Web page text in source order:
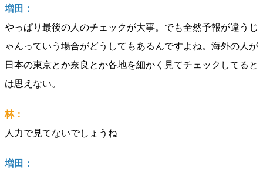
増田：
やっぱり最後の人のチェックが大事。でも全然予報が違うじ
ゃんっていう場合がどうしてもあるんですよね。海外の人が
日本の東京とか奈良とか各地を細かく見てチェックしてると
は思えない。
林：
人力で見てないでしょうね
増田：